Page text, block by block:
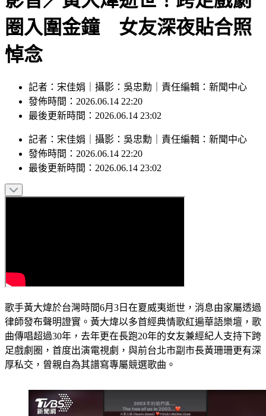
影音／黃大煒逝世！跨足戲劇
圈入圍金鐘 女友深夜貼合照
悼念
記者：宋佳娟｜攝影：吳忠勳｜責任編輯：新聞中心
發佈時間：2026.06.14 22:20
記者：宋佳娟｜攝影：吳忠勳
發佈時間：2026.06.14 22:20
歌手黃大煒於台灣時間6月3日在夏威夷逝世，消息由家屬透過
律師發布聲明證實。黃大煒以多首經典情歌紅遍華語樂壇，歌
曲傳唱超過30年，去年更在長跑20年的女友兼經紀人支持下跨
足戲劇圈，首度出演電視劇，與前台北市副市長黃珊珊更有深